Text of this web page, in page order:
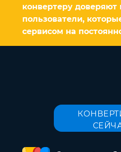
конвертеру доверяют
пользователи,
сервисом на